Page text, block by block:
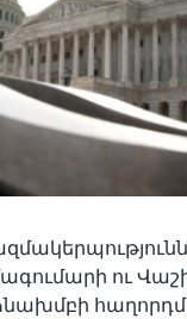
ու